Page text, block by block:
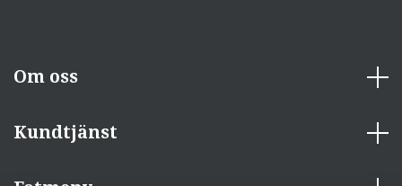
Om oss
Kundtjänst